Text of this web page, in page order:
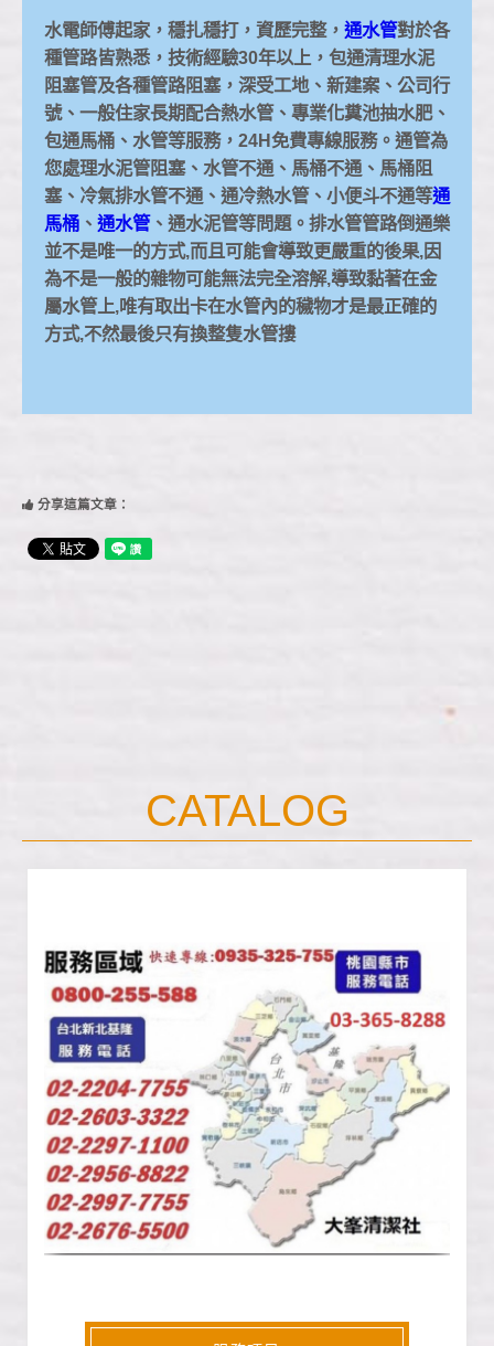
水電師傅起家，穩扎穩打，資歷完整， 通水管對於各
種管路皆熟悉，技術經驗30年以上，包通清理水泥
阻塞管及各種管路阻塞，深受工地、新建案、公司行
號、一般住家長期配合熱水管、專業化糞池抽水肥、
包通馬桶、水管等服務，24H免費專線服務。通管為
您處理水泥管阻塞、水管不通、馬桶不通、馬桶阻
塞、冷氣排水管不通、通冷熱水管、小便斗不通等通
馬桶 、 通水管 、通水泥管等問題。排水管管路倒通樂
並不是唯一的方式,而且可能會導致更嚴重的後果,因
為不是一般的雜物可能無法完全溶解,導致黏著在金
屬水管上,唯有取出卡在水管內的穢物才是最正確的
方式,不然最後只有換整隻水管摟
分享這篇文章：
CATALOG